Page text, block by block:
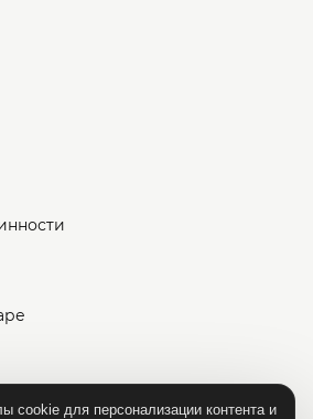
cookie для персонализации контента и